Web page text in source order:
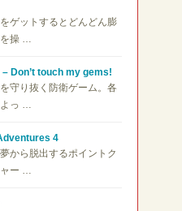
ゲットするとどんどん膨
を操 …
Don’t touch my gems!
守り抜く防衛ゲーム。各
よっ …
4
から脱出するポイントク
ャー …